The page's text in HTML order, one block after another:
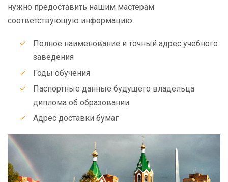
нужно предоставить нашим мастерам
соответствующую информацию:
Полное наименование и точный адрес учебного
заведения
Годы обучения
Паспортные данные будущего владельца
диплома об образовании
Адрес доставки бумаг